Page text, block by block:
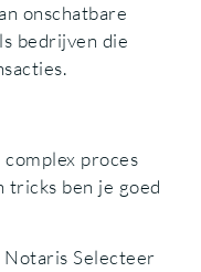
onschatbare
bedrijven die
complex proces
tricks ben je goed
Notaris Selecteer